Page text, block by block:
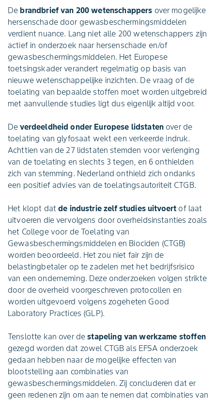
Debrandbrief van 200 wetenschappers over mogelijke
hersenschade door gewasbeschermingsmiddelen
verdient nuance. Lang niet alle 200 wetenschappers zijn
actief in onderzoek naar hersenschade en/of
gewasbeschermingsmiddelen. Het Europese
toetsingskader verandert regelmatig op basis van
nieuwe wetenschappelijke inzichten. De vraag of de
toelating van bepaalde stoffen moet worden uitgebreid
met aanvullende studies ligt dus eigenlijk altijd voor.
Deverdeeldheid onder Europese lidstaten over de
toelating van glyfosaat wekt een verkeerde indruk.
Achttien van de 27 lidstaten stemden voor verlenging
van de toelating en slechts 3 tegen, en 6 onthielden
zich van stemming. Nederland onthield zich ondanks
een positief advies van de toelatingsautoriteit CTGB.
Het klopt datde industrie zelf studies uitvoert of laat
uitvoeren die vervolgens door overheidsinstanties zoals
het College voor de Toelating van
Gewasbeschermingsmiddelen en Biociden (CTGB)
worden beoordeeld. Het zou niet fair zijn de
belastingbetaler op te zadelen met het bedrijfsrisico
van een onderneming. Deze onderzoeken volgen strikte
door de overheid voorgeschreven protocollen en
worden uitgevoerd volgens zogeheten Good
Laboratory Practices (GLP).
Tenslotte kan over destapeling van werkzame stoffen
gezegd worden dat zowel CTGB als EFSA onderzoek
gedaan hebben naar de mogelijke effecten van
blootstelling aan combinaties van
gewasbeschermingsmiddelen. Zij concluderen dat er
geen redenen zijn om aan te nemen dat combinaties van